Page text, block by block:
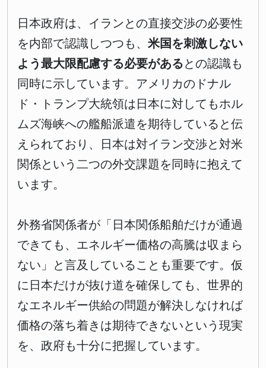
日本政府は、イランとの直接交渉の必要性
を内部で認識しつつも、 米国を刺激しない
よう最大限配慮する必要があるとの認識も
同時に示しています。アメリカのドナル
ド・トランプ大統領は日本に対してもホル
ムズ海峡への艦船派遣を期待していると伝
えられており、日本は対イラン交渉と対米
関係という二つの外交課題を同時に抱えて
います。
外務省関係者が「日本関係船舶だけが通過
できても、エネルギー価格の高騰は収まら
ない」と言及していることも重要です。仮
に日本だけが抜け道を確保しても、世界的
なエネルギー供給の問題が解決しなければ
価格の落ち着きは期待できないという現実
を、政府も十分に把握しています。